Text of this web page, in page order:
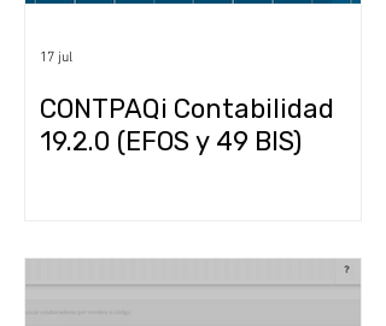
CONTPAQi Contabilidad
19.2.0 (EFOS y 49 BIS)
17 jul